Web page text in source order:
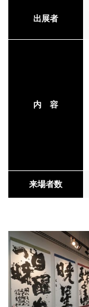
出展者
内 容
来場者数